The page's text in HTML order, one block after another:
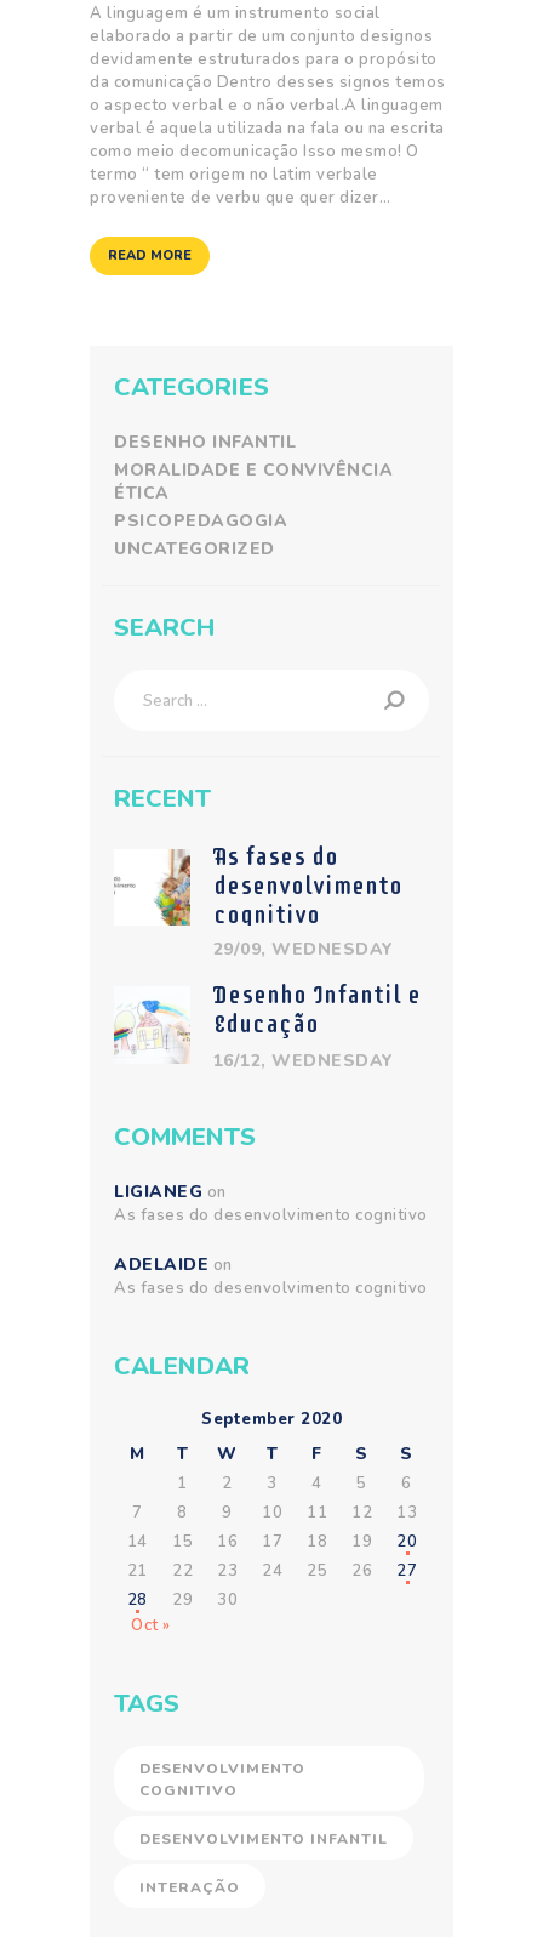
A linguagem é um instrumento social
elaborado a partir de um conjunto designos
devidamente estruturados para o propósito
da comunicação Dentro desses signos temos
o aspecto verbal e o não verbal.A linguagem
verbal é aquela utilizada na fala ou na escrita
como meio decomunicação Isso mesmo! O
termo “ tem origem no latim verbale
proveniente de verbu que quer dizer…
READ MORE
CATEGORIES
DESENHO INFANTIL
MORALIDADE E CONVIVÊNCIA
ÉTICA
PSICOPEDAGOGIA
UNCATEGORIZED
SEARCH
RECENT
As fases do
desenvolvimento
cognitivo
29/09, WEDNESDAY
Desenho Infantil e
Educação
16/12, WEDNESDAY
COMMENTS
LIGIANEG on
As fases do desenvolvimento cognitivo
ADELAIDE on
As fases do desenvolvimento cognitivo
CALENDAR
September 2020
M T W T F S S
1 2 3 4 5
6
7
8 9 10 11 12
13
14
15 16 17 18 19
20
21
22 23 24 25 26
27
28
29
30
Oct »
TAGS
DESENVOLVIMENTO
COGNITIVO
DESENVOLVIMENTO INFANTIL
INTERAÇÃO